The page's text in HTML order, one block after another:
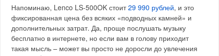
Напоминаю, Lenco LS-500OK стоит29 990 рублей, и это
фиксированная цена без всяких «подводных камней» и
дополнительных затрат. Да, проще послушать музыку
бесплатно в интернете, но если вам в голову приходит
такая мысль – может вы просто не доросли до увлечения